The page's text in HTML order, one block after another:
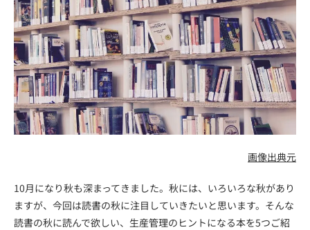
画像出典元
10月になり秋も深まってきました。秋には、いろいろな秋があり
ますが、今回は読書の秋に注目していきたいと思います。そんな
読書の秋に読んで欲しい、生産管理のヒントになる本を5つご紹